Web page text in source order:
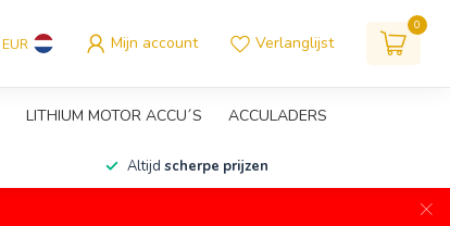
EUR Mijn account Verlanglijst
0
LITHIUM MOTOR ACCU´S ACCULADERS
Altijd scherpe prijzen